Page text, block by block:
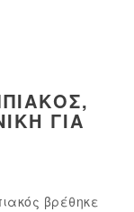
ΓΙΑ
βρέθηκε